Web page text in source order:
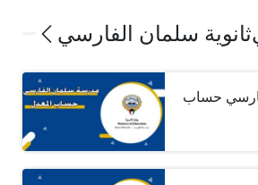
ثانوية سلمان الفارسي
حساب